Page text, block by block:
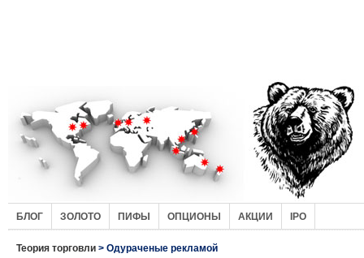
БЛОГ ЗОЛОТО ПИФЫ ОПЦИОНЫ АКЦИИ IPO
Теория торговли > Одураченые рекламой